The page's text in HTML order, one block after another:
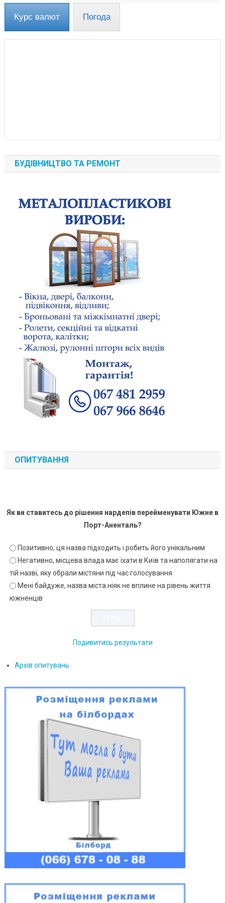
Курс валют Погода
БУДІВНИЦТВО ТА РЕМОНТ
ОПИТУВАННЯ
Як ви ставитесь до рішення нардепів перейменувати Южне в
Порт-Аненталь?
Позитивно, ця назва підходить і робить його унікальним
Негативно, місцева влада має їхати в Київ та наполягати на
тій назві, яку обрали містяни під час голосування
Мені байдуже, назва міста ніяк не вплине на рівень життя
южненців
Подивитись результати
Архів опитувань